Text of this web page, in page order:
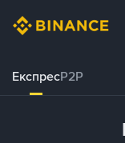
ЕкспресP2P